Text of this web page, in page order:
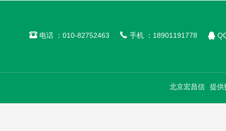
电话 ：010-82752463  手机 ：18901191778 
北京宏昌信 提供